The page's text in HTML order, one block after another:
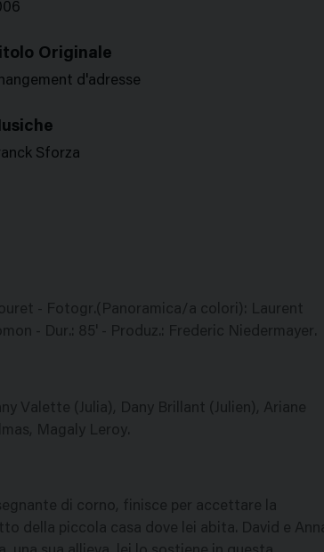
Originale
d'adresse
Sforza
- Fotogr.(Panoramica/a colori): Laurent
- Dur.: 85' - Produz.: Frederic Niedermayer.
Valette (Julia), Dany Brillant (Julien), Ariane
Magaly Leroy.
di corno, finisce per accettare la
della piccola casa dove lei abita. David e